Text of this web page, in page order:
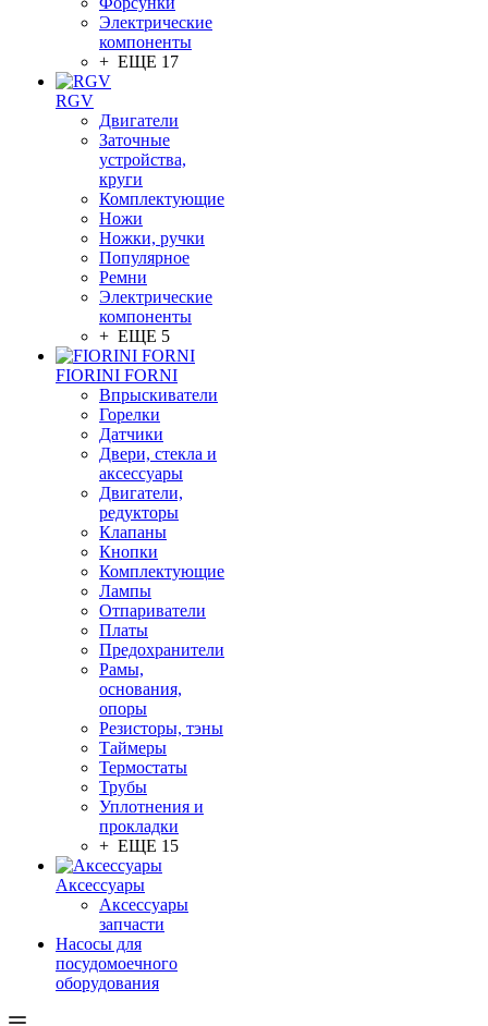
Электрические
компоненты
+ ЕЩЕ 17
RGV
Двигатели
Заточные
устройства,
круги
Комплектующие
Ножи
Ножки, ручки
Популярное
Ремни
Электрические
компоненты
+ ЕЩЕ 5
FIORINI FORNI
Впрыскиватели
Горелки
Датчики
Двери, стекла и
аксессуары
Двигатели,
редукторы
Клапаны
Кнопки
Комплектующие
Лампы
Отпариватели
Платы
Предохранители
Рамы,
основания,
опоры
Резисторы, тэны
Таймеры
Термостаты
Трубы
Уплотнения и
прокладки
+ ЕЩЕ 15
Аксессуары
Аксессуары
запчасти
Насосы для
посудомоечного
оборудования